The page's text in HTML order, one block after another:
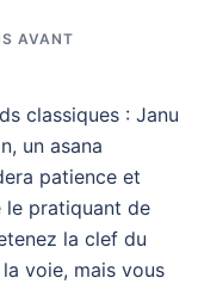
AVANT
classiques : Janu
un asana
patience et
le pratiquant de
la clef du
voie, mais vous